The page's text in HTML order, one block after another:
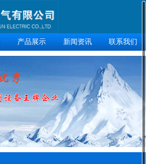
产品展示 新闻资讯 联系我们